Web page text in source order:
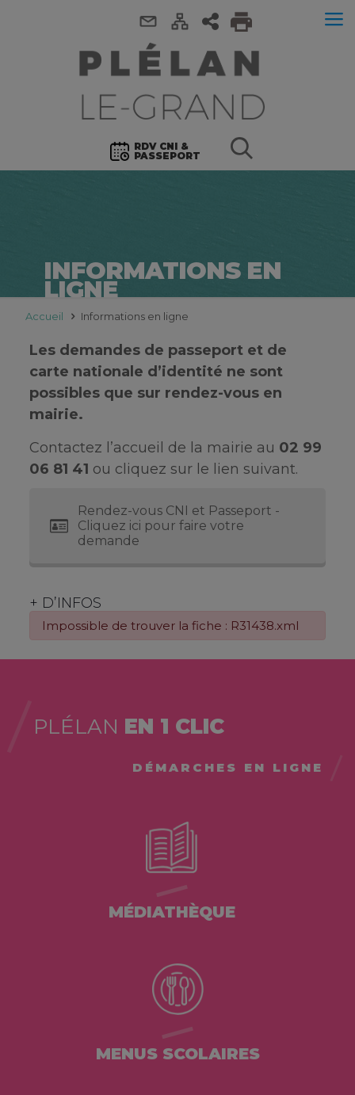
RDV CNI &
PASSEPORT
INFORMATIONS EN
LIGNE
Accueil Informations en ligne
Les demandes de passeport et de
carte nationale d’identité ne sont
possibles que sur rendez-vous en
mairie.
Contactez l’accueil de la mairie au 02 99
06 81 41 ou cliquez sur le lien suivant.
Rendez-vous CNI et Passeport -
Cliquez ici pour faire votre
demande
+ D’INFOS
Impossible de trouver la fiche : R31438.xml
PLÉLAN EN 1 CLIC
DÉMARCHES EN LIGNE
MÉDIATHÈQUE
MENUS SCOLAIRES